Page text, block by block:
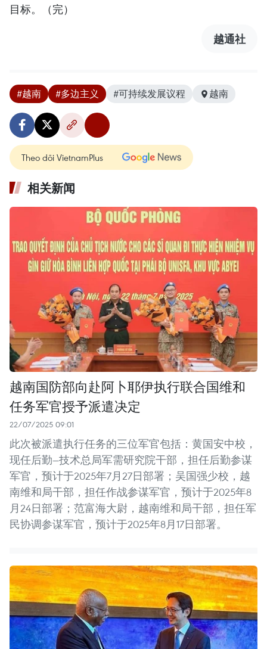
目标。（完）
越通社
#越南 #多边主义 #可持续发展议程 越南
Theo dõi VietnamPlus
相关新闻
越南国防部向赴阿卜耶伊执行联合国维和
任务军官授予派遣决定
22/07/2025 09:01
此次被派遣执行任务的三位军官包括：黄国安中校，
现任后勤—技术总局军需研究院干部，担任后勤参谋
军官，预计于2025年7月27日部署；吴国强少校，越
南维和局干部，担任作战参谋军官，预计于2025年8
月24日部署；范富海大尉，越南维和局干部，担任军
民协调参谋军官，预计于2025年8月17日部署。